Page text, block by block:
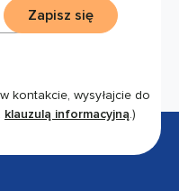
kontakcie, wysyłajcie do
klauzulą informacyjną.)
Zapisz się